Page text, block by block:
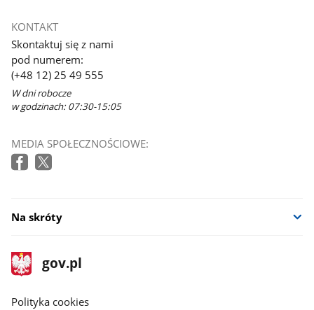
KONTAKT
Skontaktuj się z nami
pod numerem:
(+48 12) 25 49 555
W dni robocze
w godzinach: 07:30-15:05
MEDIA SPOŁECZNOŚCIOWE:
Na skróty
stopka
gov.pl
Strona
gov.pl
gov.pl
Polityka cookies